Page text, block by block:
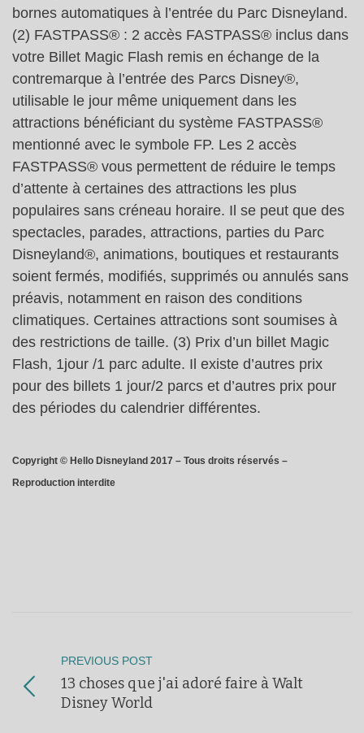
bornes automatiques à l’entrée du Parc Disneyland.
(2) FASTPASS® : 2 accès FASTPASS® inclus dans
votre Billet Magic Flash remis en échange de la
contremarque à l’entrée des Parcs Disney®,
utilisable le jour même uniquement dans les
attractions bénéficiant du système FASTPASS®
mentionné avec le symbole FP. Les 2 accès
FASTPASS® vous permettent de réduire le temps
d’attente à certaines des attractions les plus
populaires sans créneau horaire. Il se peut que des
spectacles, parades, attractions, parties du Parc
Disneyland®, animations, boutiques et restaurants
soient fermés, modifiés, supprimés ou annulés sans
préavis, notamment en raison des conditions
climatiques. Certaines attractions sont soumises à
des restrictions de taille. (3) Prix d’un billet Magic
Flash, 1jour /1 parc adulte. Il existe d’autres prix
pour des billets 1 jour/2 parcs et d’autres prix pour
des périodes du calendrier différentes.
Copyright © Hello Disneyland 2017 – Tous droits réservés –
Reproduction interdite
PREVIOUS POST
13 choses que j'ai adoré faire à Walt
Disney World